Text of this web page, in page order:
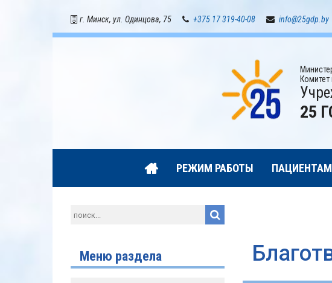
г. Минск, ул. Одинцова, 75 +375 17 319-40-08 info@25gdp.by
25
РЕЖИМ РАБОТЫ ПАЦИЕНТАМ
Меню раздела